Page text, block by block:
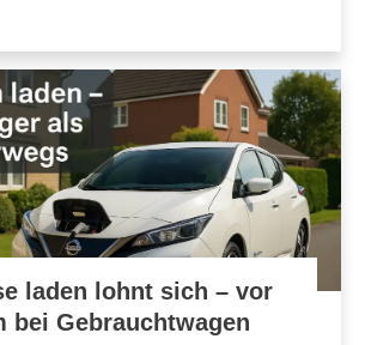
laden lohnt sich – vor
bei Gebrauchtwagen